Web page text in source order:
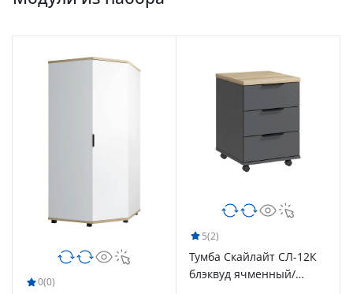
0(0)
5(2)
Тумба Скайлайт СЛ-12К
блэквуд ячменный/